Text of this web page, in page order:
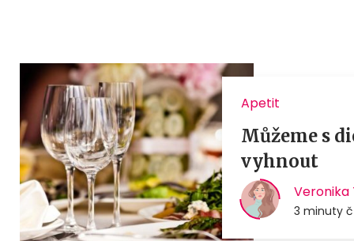
Apetit
Můžeme s
vyhnout
Veronika
3 minuty